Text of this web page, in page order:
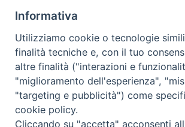
Contatti
Sede Legale
Vico Sant’Anna 1 – 80053 Castellammare di Stabia
Sede Operativa
Via San Bartolomeo 72 – 80053 Castellammare di
* Tel. 081.870.17.02
* Cell. 331.50.59.943
Informativa
Utilizziamo cookie o tecnologie
finalità tecniche e, con il tuo
altre finalità ("interazioni e
"miglioramento dell'esperienza",
"targeting e pubblicità") come
cookie policy.
Cliccando su "accetta" acconsenti